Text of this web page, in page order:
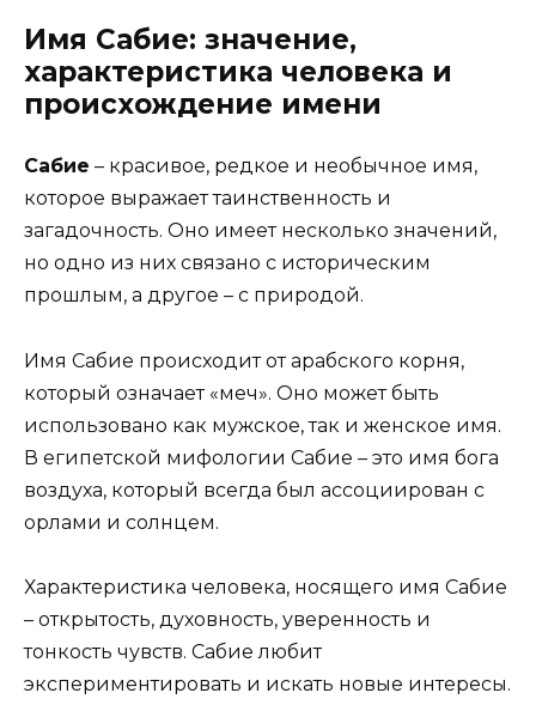
Имя Сабие: значение,
характеристика человека и
происхождение имени
Сабие – красивое, редкое и необычное имя,
которое выражает таинственность и
загадочность. Оно имеет несколько значений,
но одно из них связано с историческим
прошлым, а другое – с природой.
Имя Сабие происходит от арабского корня,
который означает «меч». Оно может быть
использовано как мужское, так и женское имя.
В египетской мифологии Сабие – это имя бога
воздуха, который всегда был ассоциирован с
орлами и солнцем.
Характеристика человека, носящего имя Сабие
– открытость, духовность, уверенность и
тонкость чувств. Сабие любит
экспериментировать и искать новые интересы.